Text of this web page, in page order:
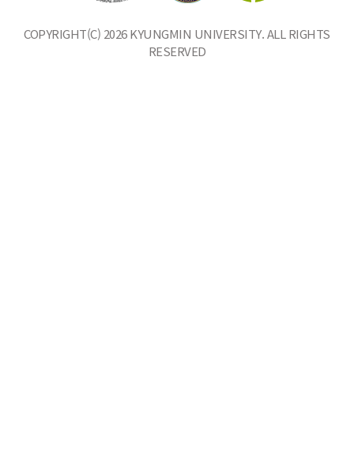
COPYRIGHT(C) 2026 KYUNGMIN UNIVERSITY. ALL RIGHTS
RESERVED